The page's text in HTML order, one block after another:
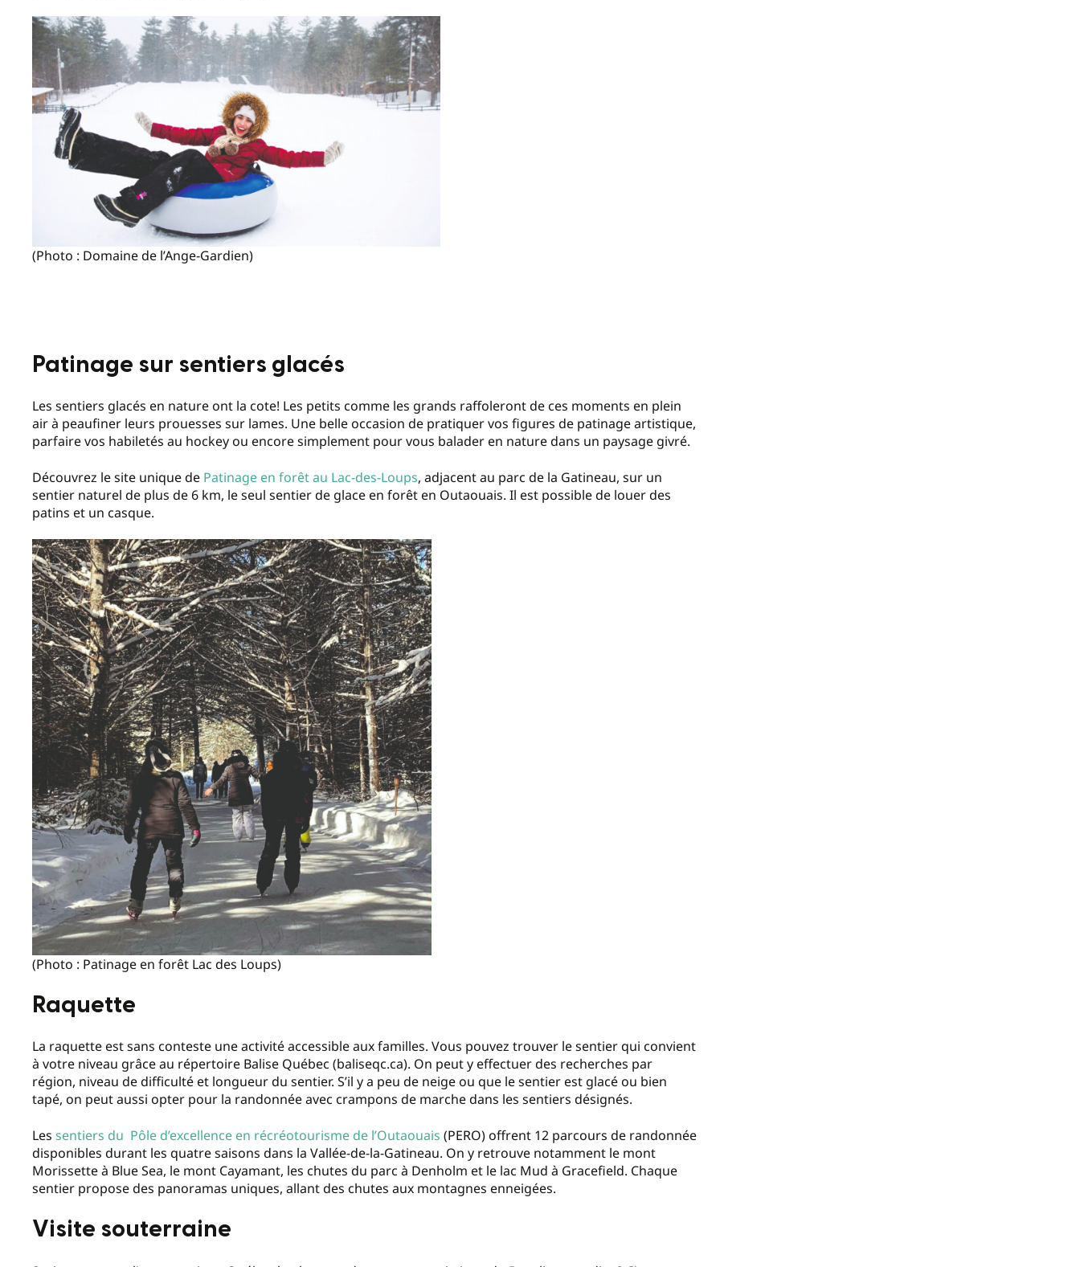
(Photo : Domaine de l’Ange-Gardien)
Patinage sur sentiers glacés
Les sentiers glacés en nature ont la cote! Les petits comme les grands raffoleront de ces moments en plein
air à peaufiner leurs prouesses sur lames. Une belle occasion de pratiquer vos figures de patinage artistique,
parfaire vos habiletés au hockey ou encore simplement pour vous balader en nature dans un paysage givré.
Découvrez le site unique de Patinage en forêt au Lac-des-Loups, adjacent au parc de la Gatineau, sur un
sentier naturel de plus de 6 km, le seul sentier de glace en forêt en Outaouais. Il est possible de louer des
patins et un casque.
(Photo : Patinage en forêt Lac des Loups)
Raquette
La raquette est sans conteste une activité accessible aux familles. Vous pouvez trouver le sentier qui convient
à votre niveau grâce au répertoire Balise Québec (baliseqc.ca). On peut y effectuer des recherches par
région, niveau de difficulté et longueur du sentier. S’il y a peu de neige ou que le sentier est glacé ou bien
tapé, on peut aussi opter pour la randonnée avec crampons de marche dans les sentiers désignés.
Les sentiers du Pôle d’excellence en récréotourisme de l’Outaouais (PERO)offrent 12 parcours de randonnée
disponibles durant les quatre saisons dans la Vallée-de-la-Gatineau. On y retrouve notamment le mont
Morissette à Blue Sea, le mont Cayamant, les chutes du parc à Denholm et le lac Mud à Gracefield. Chaque
sentier propose des panoramas uniques, allant des chutes aux montagnes enneigées.
Visite souterraine